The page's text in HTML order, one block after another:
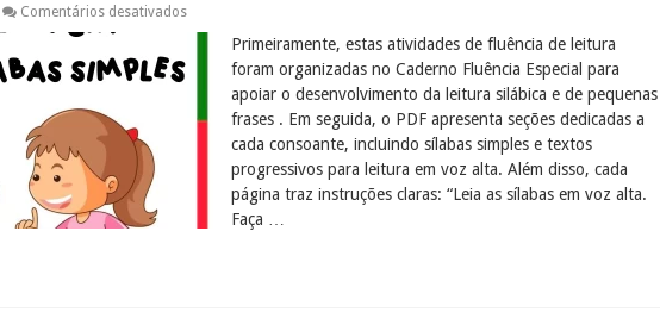
Comentários desativadosem
fluência
imprimir
Primeiramente, estas atividades de fluência de leitura
foram organizadas no Caderno Fluência Especial para
apoiar o desenvolvimento da leitura silábica e de pequenas
frases . Em seguida, o PDF apresenta seções dedicadas a
cada consoante, incluindo sílabas simples e textos
progressivos para leitura em voz alta. Além disso, cada
página traz instruções claras: “Leia as sílabas em voz alta.
Faça …